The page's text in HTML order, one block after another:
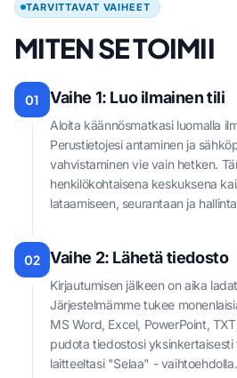
TARVITTAVAT VAIHEET
MITEN SE TOIMII
01 Vaihe 1: Luo ilmainen tili
Aloita käännösmatkasi luomalla
Perustietojesi antaminen ja
vahvistaminen vie vain hetken.
henkilökohtaisena keskuksena
lataamiseen, seurantaan ja
02 Vaihe 2: Lähetä tiedosto
Kirjautumisen jälkeen on aika
Järjestelmämme tukee
MS Word, Excel, PowerPoint,
pudota tiedostosi
laitteeltasi "Selaa" - vaihtoehdolla.